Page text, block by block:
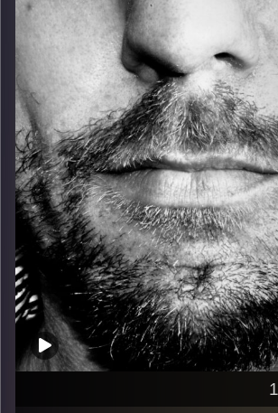
David